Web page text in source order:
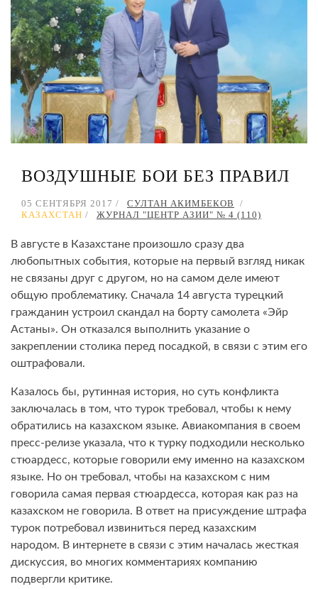
ВОЗДУШНЫЕ БОИ БЕЗ ПРАВИЛ
05 СЕНТЯБРЯ 2017
СУЛТАН АКИМБЕКОВ
КАЗАХСТАН
ЖУРНАЛ "ЦЕНТР АЗИИ" № 4 (110)
В августе в Казахстане произошло сразу два
любопытных события, которые на первый взгляд никак
не связаны друг с другом, но на самом деле имеют
общую проблематику. Сначала 14 августа турецкий
гражданин устроил скандал на борту самолета «Эйр
Астаны». Он отказался выполнить указание о
закреплении столика перед посадкой, в связи с этим его
оштрафовали.
Казалось бы, рутинная история, но суть конфликта
заключалась в том, что турок требовал, чтобы к нему
обратились на казахском языке. Авиакомпания в своем
пресс-релизе указала, что к турку подходили несколько
стюардесс, которые говорили ему именно на казахском
языке. Но он требовал, чтобы на казахском с ним
говорила самая первая стюардесса, которая как раз на
казахском не говорила. В ответ на присуждение штрафа
турок потребовал извиниться перед казахским
народом. В интернете в связи с этим началась жесткая
дискуссия, во многих комментариях компанию
подвергли критике.